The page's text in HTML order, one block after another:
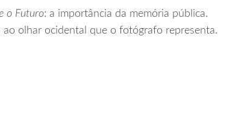
o Futuro: a importância da memória pública.
ao olhar ocidental que o fotógrafo representa.